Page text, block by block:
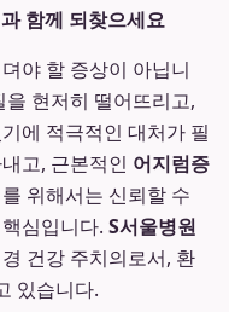
함께 되찾으세요
야 할 증상이 아닙니
현저히 떨어뜨리고,
에 적극적인 대처가 필
고, 근본적인 어지럼증
위해서는 신뢰할 수
심입니다. S서울병원
건강 주치의로서, 환
있습니다.